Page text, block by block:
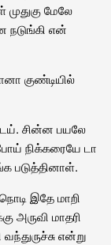
மேலே
நடுங்கி என்
குண்டியில்
சின்ன பயலே
நிக்கரையே டா
படுத்தினாள்.
இதே மாறி
அருவி மாதரி
என்று